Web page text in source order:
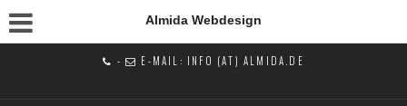
Almida Webdesign
- E-MAIL: INFO (AT) ALMIDA.DE